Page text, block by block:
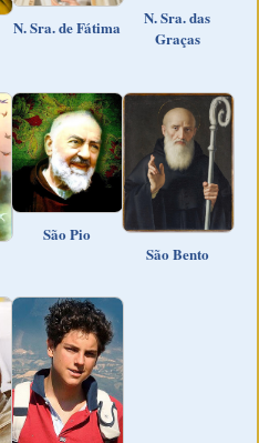
N. Sra. de Fátima
N. Sra. das
Graças
São Pio
São Bento